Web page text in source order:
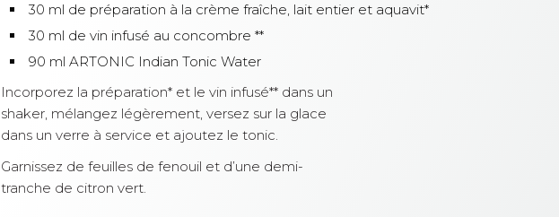
30 ml de préparation à la crème fraîche, lait entier et aquavit*
30 ml de vin infusé au concombre **
90 ml ARTONIC Indian Tonic Water
Incorporez la préparation* et le vin infusé** dans un
shaker, mélangez légèrement, versez sur la glace
dans un verre à service et ajoutez le tonic.
Garnissez de feuilles de fenouil et d’une demi-
tranche de citron vert.